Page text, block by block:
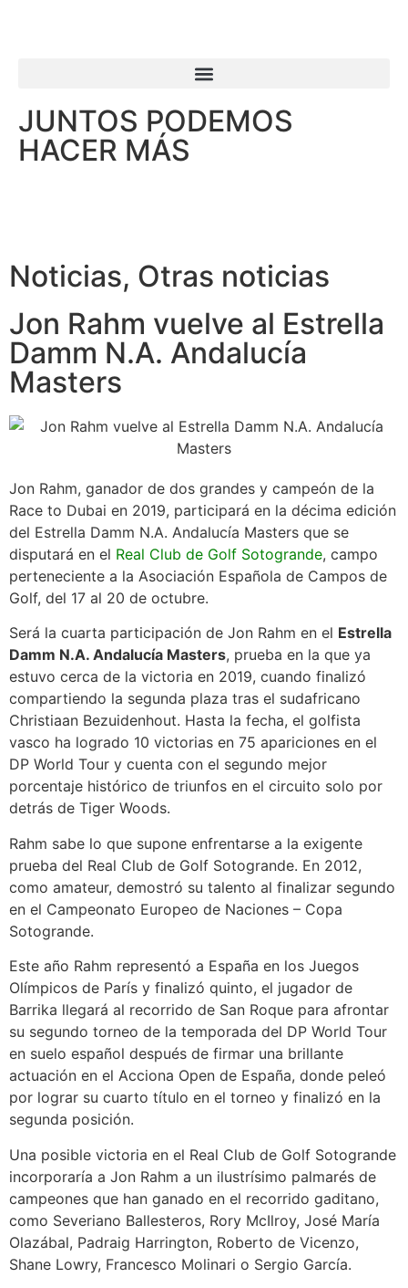
JUNTOS PODEMOS
HACER MÁS
Noticias, Otras noticias
Jon Rahm vuelve al Estrella
Damm N.A. Andalucía
Masters
Jon Rahm, ganador de dos grandes y campeón de la
Race to Dubai en 2019, participará en la décima edición
del Estrella Damm N.A. Andalucía Masters que se
disputará en el Real Club de Golf Sotogrande, campo
perteneciente a la Asociación Española de Campos de
Golf, del 17 al 20 de octubre.
Será la cuarta participación de Jon Rahm en el Estrella
Damm N.A. Andalucía Masters, prueba en la que ya
estuvo cerca de la victoria en 2019, cuando finalizó
compartiendo la segunda plaza tras el sudafricano
Christiaan Bezuidenhout. Hasta la fecha, el golfista
vasco ha logrado 10 victorias en 75 apariciones en el
DP World Tour y cuenta con el segundo mejor
porcentaje histórico de triunfos en el circuito solo por
detrás de Tiger Woods.
Rahm sabe lo que supone enfrentarse a la exigente
prueba del Real Club de Golf Sotogrande. En 2012,
como amateur, demostró su talento al finalizar segundo
en el Campeonato Europeo de Naciones – Copa
Sotogrande.
Este año Rahm representó a España en los Juegos
Olímpicos de París y finalizó quinto, el jugador de
Barrika llegará al recorrido de San Roque para afrontar
su segundo torneo de la temporada del DP World Tour
en suelo español después de firmar una brillante
actuación en el Acciona Open de España, donde peleó
por lograr su cuarto título en el torneo y finalizó en la
segunda posición.
Una posible victoria en el Real Club de Golf Sotogrande
incorporaría a Jon Rahm a un ilustrísimo palmarés de
campeones que han ganado en el recorrido gaditano,
como Severiano Ballesteros, Rory McIlroy, José María
Olazábal, Padraig Harrington, Roberto de Vicenzo,
Shane Lowry, Francesco Molinari o Sergio García.